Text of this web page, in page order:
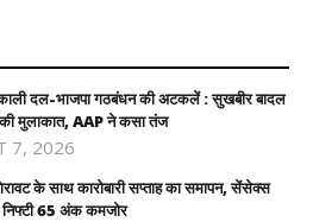
दल-भाजपा गठबंधन की अटकलें : सुखबीर बादल
की मुलाकात, AAP ने कसा तंज
7, 2026
के साथ कारोबारी सप्ताह का समापन, सेंसेक्स
65 अंक कमजोर